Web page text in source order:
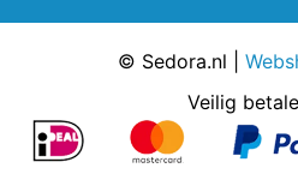
© Sedora.nl |
Veilig